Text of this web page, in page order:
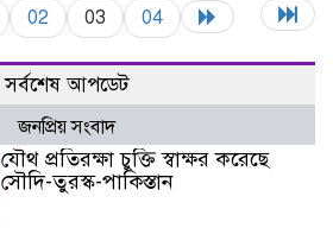
02 03 04
সর্বশেষ আপডেট
জনপ্রিয় সংবাদ
যৌথ প্রতিরক্ষা চুক্তি স্বাক্ষর করেছে
সৌদি-তুরস্ক-পাকিস্তান